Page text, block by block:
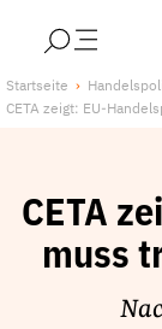
Über uns
Finanzierung
Lobbykritische
Startseite
CETA zeigt: EU-
CETA
muss